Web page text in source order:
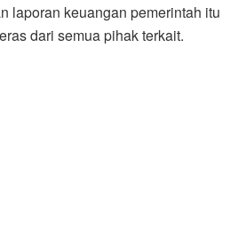
laporan keuangan pemerintah itu
dari semua pihak terkait.